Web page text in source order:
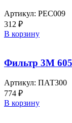
Артикул: РЕС009
312 ₽
В корзину
Фильтр 3М
Артикул: ПАТ300
774 ₽
В корзину